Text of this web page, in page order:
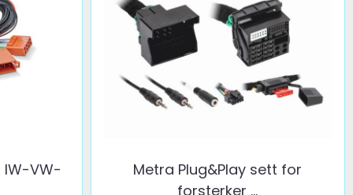
IW-VW-
Metra Plug&Play sett for
forsterker ...